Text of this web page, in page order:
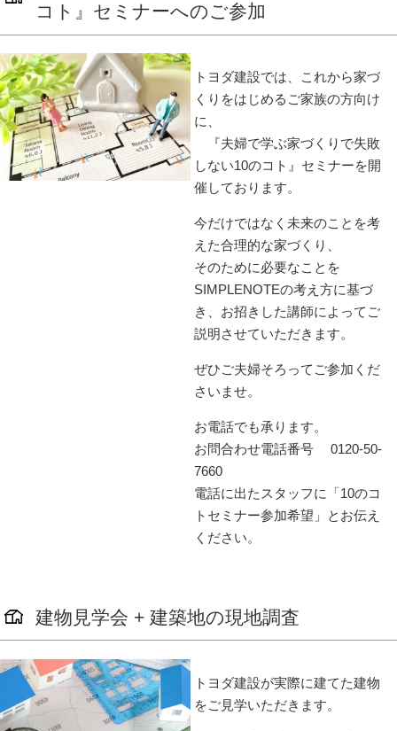
コト』セミナーへのご参加
トヨダ建設では、これから家づ
くりをはじめるご家族の方向け
に、
『夫婦で学ぶ家づくりで失敗
しない10のコト』セミナーを開
催しております。
今だけではなく未来のことを考
えた合理的な家づくり、
そのために必要なことを
SIMPLENOTEの考え方に基づ
き、お招きした講師によってご
説明させていただきます。
ぜひご夫婦そろってご参加くだ
さいませ。
お電話でも承ります。
お問合わせ電話番号0120-50-
7660
電話に出たスタッフに「10のコ
トセミナー参加希望」とお伝え
ください。
建物見学会 + 建築地の現地調査
トヨダ建設が実際に建てた建物
をご見学いただきます。